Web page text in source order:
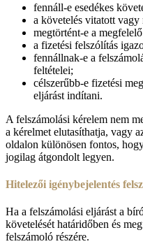
fennáll-e esedékes
a követelés vitatott vagy
megtörtént-e a
a fizetési felszólítás
fennállnak-e a
feltételei;
célszerűbb-e fizetési
eljárást indítani.
A felszámolási kérelem nem
a kérelmet elutasíthatja, vagy
oldalon különösen fontos,
jogilag átgondolt legyen.
Hitelezői igénybejelentés
Ha a felszámolási eljárást a
követelését határidőben és
felszámoló részére.